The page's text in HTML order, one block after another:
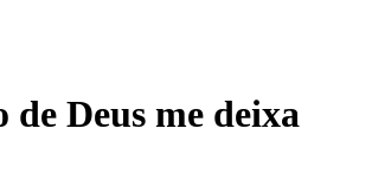
de Deus me deixa